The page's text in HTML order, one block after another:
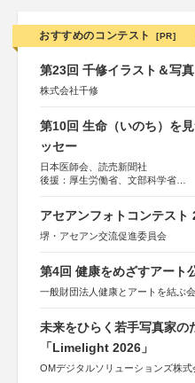
おすすめのコンテスト [PR]
第23回 千修イラスト＆写
株式会社千修
第10回 生命（いのち）を
ッセー
日本医師会、読売新聞社
後援：厚生労働省、文部科学省
アセアンフォトコンテスト
堺・アセアン交流促進委員会
第4回 健康をめざすアート
一般財団法人健康とアートを結ぶ会
未来をひらく若手写真家の
「Limelight 2026」
OMデジタルソリューションズ株式